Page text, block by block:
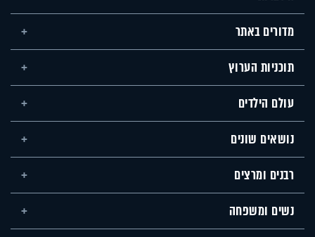
מדורים באתר
תוכניות הערוץ
עולם הילדים
נושאים שונים
רבנים ומרצים
נשים ומשפחה